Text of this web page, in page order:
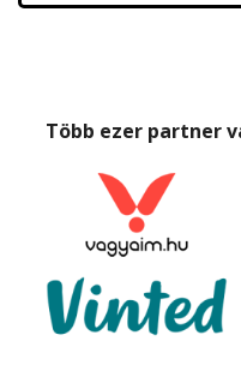
Több ezer partner